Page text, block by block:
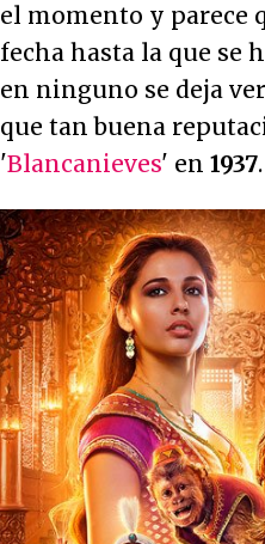
el momento y parece
fecha hasta la que se
en ninguno se deja
que tan buena
'Blancanieves' en 1937.